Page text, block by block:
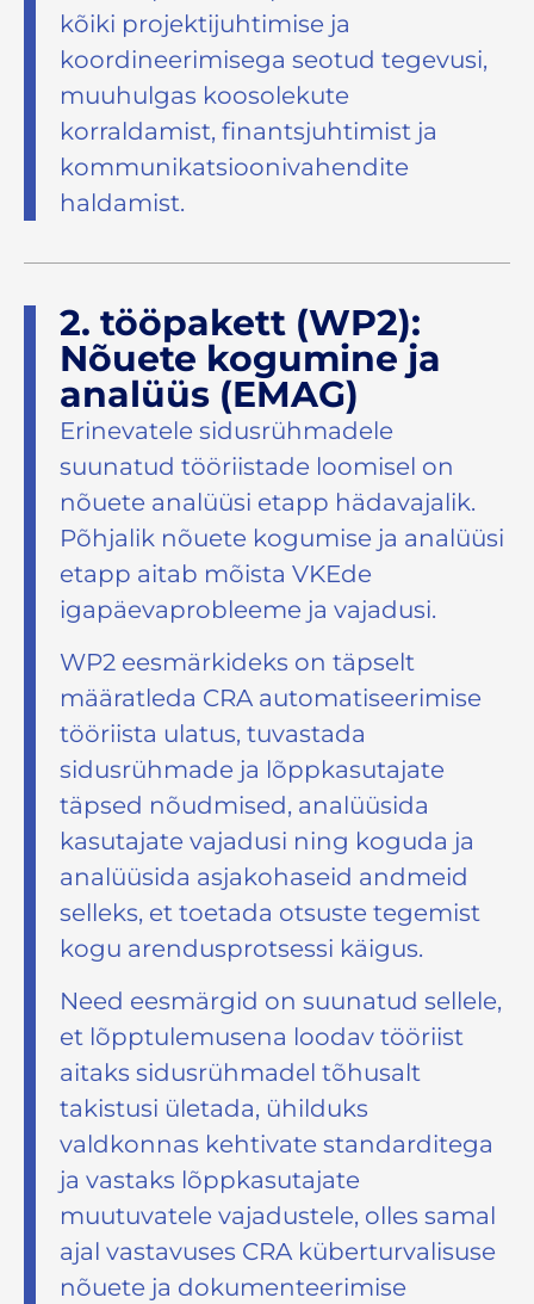
kõiki projektijuhtimise ja
koordineerimisega seotud tegevusi,
muuhulgas koosolekute
korraldamist, finantsjuhtimist ja
kommunikatsioonivahendite
haldamist.
2. tööpakett (WP2):
Nõuete kogumine ja
analüüs (EMAG)
Erinevatele sidusrühmadele
suunatud tööriistade loomisel on
nõuete analüüsi etapp hädavajalik.
Põhjalik nõuete kogumise ja analüüsi
etapp aitab mõista VKEde
igapäevaprobleeme ja vajadusi.
WP2 eesmärkideks on täpselt
määratleda CRA automatiseerimise
tööriista ulatus, tuvastada
sidusrühmade ja lõppkasutajate
täpsed nõudmised, analüüsida
kasutajate vajadusi ning koguda ja
analüüsida asjakohaseid andmeid
selleks, et toetada otsuste tegemist
kogu arendusprotsessi käigus.
Need eesmärgid on suunatud sellele,
et lõpptulemusena loodav tööriist
aitaks sidusrühmadel tõhusalt
takistusi ületada, ühilduks
valdkonnas kehtivate standarditega
ja vastaks lõppkasutajate
muutuvatele vajadustele, olles samal
ajal vastavuses CRA küberturvalisuse
nõuete ja dokumenteerimise